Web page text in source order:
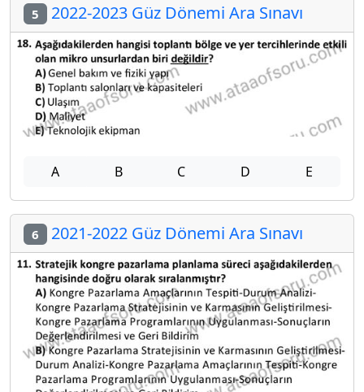
5 2022-2023 Güz Dönemi Ara Sınavı
A B C D E
6 2021-2022 Güz Dönemi Ara Sınavı